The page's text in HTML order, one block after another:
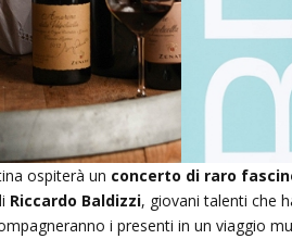
ospiterà un concerto di raro
Riccardo Baldizzi, giovani talenti che
i presenti in un viaggio